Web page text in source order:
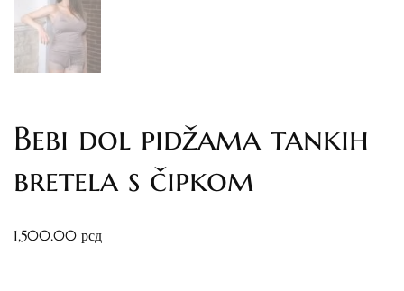
Bebi dol pidžama tankih
bretela s čipkom
1,500.00 рсд